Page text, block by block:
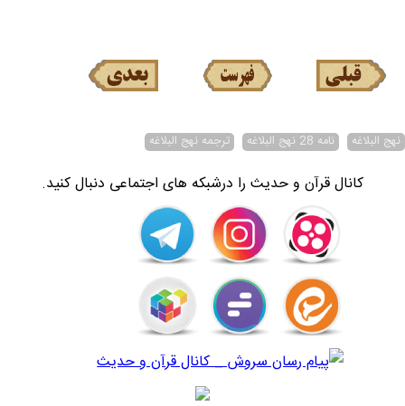
نهج البلاغه نامه 28 نهج البلاغه ترجمه نهج البلاغه
کانال قرآن و حدیث را درشبکه های اجتماعی دنبال کنید.